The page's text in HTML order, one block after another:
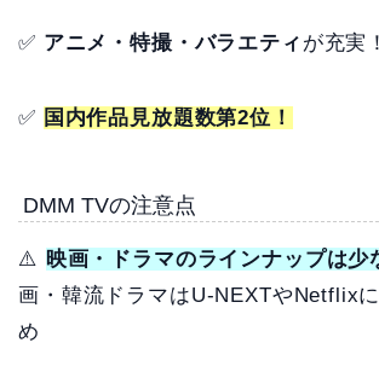
✅ アニメ・特撮・バラエティ が充実！
✅ 国内作品見放題数第2位！
DMM TVの注意点
⚠️ 映画・ドラマのラインナップは少
画・韓流ドラマはU-NEXTやNetflix
め